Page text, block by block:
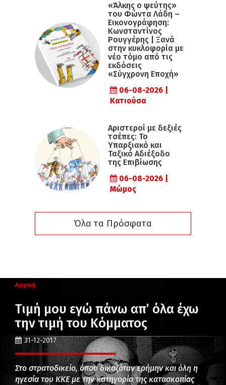
«Άλκης ο ψεύτης»
του Φώντα Λάδη –
Εικονογράφηση:
Κωνσταντίνος
Ρουγγέρης | Ξανά
στην κυκλοφορία με
νέο τόμο από τις
εκδόσεις
«Σύγχρονη Εποχή»
06-08-2026 |
Κατιούσα
Αριστεροί με δεξιές
τσέπες: Το
Υπαρξιακό και
Ταξικό Αδιέξοδο
της Επιβίωσης
06-08-2026 |
Μώμος
Όλα τα Πρόσφατα
Αρχική
Τιμή μου εγώ πάνω απ’ όλα έχω
την τιμή του Κόμματος
31-12-2017
Στο στρατοδικείο, όπου δικαζόταν ερήμην και όλη η
ηγεσία του ΚΚΕ με την κατηγορία της κατασκοπίας